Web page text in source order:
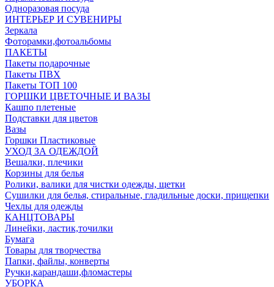
Одноразовая посуда
ИНТЕРЬЕР И СУВЕНИРЫ
Зеркала
Фоторамки,фотоальбомы
ПАКЕТЫ
Пакеты подарочные
Пакеты ПВХ
Пакеты ТОП 100
ГОРШКИ ЦВЕТОЧНЫЕ И ВАЗЫ
Кашпо плетеные
Подставки для цветов
Вазы
Горшки Пластиковые
УХОД ЗА ОДЕЖДОЙ
Вешалки, плечики
Корзины для белья
Ролики, валики для чистки одежды, щетки
Сушилки для белья, стиральные, гладильные доски, прищепки
Чехлы для одежды
КАНЦТОВАРЫ
Линейки, ластик,точилки
Бумага
Товары для творчества
Папки, файлы, конверты
Ручки,карандаши,фломастеры
УБОРКА